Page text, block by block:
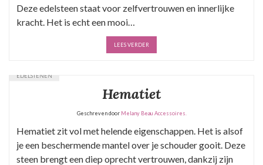
Deze edelsteen staat voor zelfvertrouwen en innerlijke
kracht. Het is echt een mooi…
LEES VERDER
EDELSTENEN
Hematiet
Geschreven door Melany Beau Accessoires.
Hematiet zit vol met helende eigenschappen. Het is alsof
je een beschermende mantel over je schouder gooit. Deze
steen brengt een diep oprecht vertrouwen, dankzij zijn